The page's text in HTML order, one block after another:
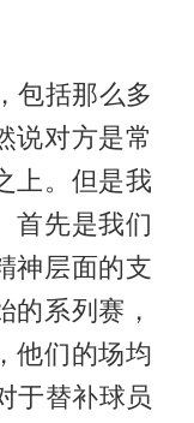
包括那么多
说对方是常
上。但是我
首先是我们
神层面的支
系列赛，
他们的场均
于替补球员